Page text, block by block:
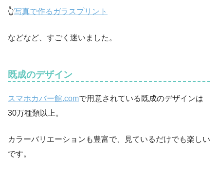
👆写真で作るガラスプリント
などなど、すごく迷いました。
既成のデザイン
スマホカバー館.comで用意されている既成のデザインは
30万種類以上。
カラーバリエーションも豊富で、見ているだけでも楽しい
です。